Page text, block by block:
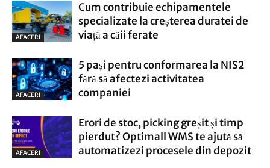
AFACERI
Cum contribuie echipamentele
specializate la creșterea duratei de
viață a căii ferate
AFACERI
5 pași pentru conformarea la NIS2
fără să afectezi activitatea
companiei
AFACERI
Erori de stoc, picking greșit și timp
pierdut? Optimall WMS te ajută să
automatizezi procesele din depozit